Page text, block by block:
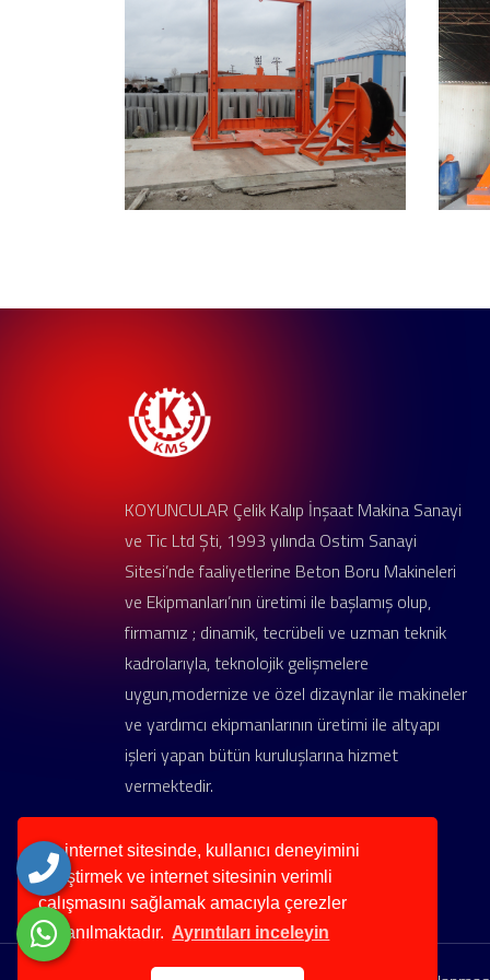
Bu internet sitesinde, kullanıcı deneyimini
geliştirmek ve internet sitesinin verimli
çalışmasını sağlamak amacıyla çerezler
kullanılmaktadır. Ayrıntıları inceleyin
KOYUNCULAR Çelik Kalıp İnşaat Makina Sanayi
ve Tic Ltd Şti, 1993 yılında Ostim Sanayi
Sitesi’nde faaliyetlerine Beton Boru Makineleri
ve Ekipmanları’nın üretimi ile başlamış olup,
firmamız ; dinamik, tecrübeli ve uzman teknik
kadrolarıyla, teknolojik gelişmelere
uygun,modernize ve özel dizaynlar ile makineler
ve yardımcı ekipmanlarının üretimi ile altyapı
işleri yapan bütün kuruluşlarına hizmet
vermektedir.